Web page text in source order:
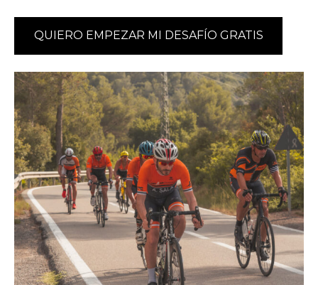
QUIERO EMPEZAR MI DESAFÍO GRATIS